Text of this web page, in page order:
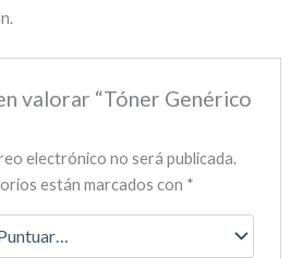
valorar “Tóner Genérico
electrónico no será publicada.
están marcados con *